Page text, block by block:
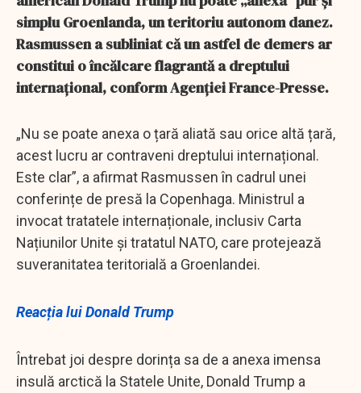
simplu Groenlanda, un teritoriu autonom danez.
Rasmussen a subliniat că un astfel de demers ar
constitui o încălcare flagrantă a dreptului
internațional, conform Agenției France-Presse.
„Nu se poate anexa o țară aliată sau orice altă țară,
acest lucru ar contraveni dreptului internațional.
Este clar”, a afirmat Rasmussen în cadrul unei
conferințe de presă la Copenhaga. Ministrul a
invocat tratatele internaționale, inclusiv Carta
Națiunilor Unite și tratatul NATO, care protejează
suveranitatea teritorială a Groenlandei.
Reacția lui Donald Trump
Întrebat joi despre dorința sa de a anexa imensa
insulă arctică la Statele Unite, Donald Trump a